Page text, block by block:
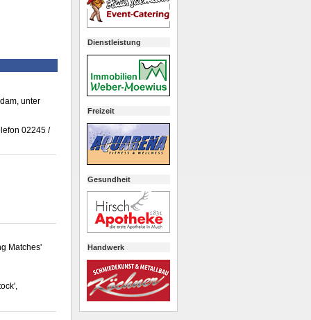
unter
02245 /
Matches'
Dienstleistung
Freizeit
Gesundheit
Handwerk